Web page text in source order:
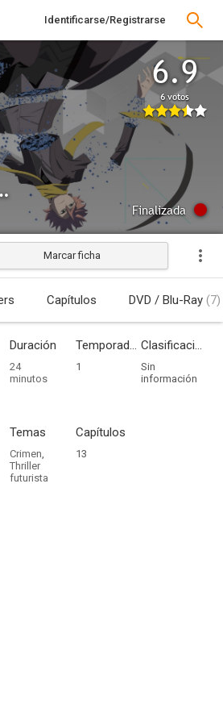
Identificarse/Registrarse
6.9
6 votos
Finalizada
Marcar ficha
Capítulos DVD / Blu-Ray (7)
Duración
24
minutos
Temporadas
1
Clasificación por edades
Sin
información
Temas
Crimen,
Thriller
futurista
Capítulos
13